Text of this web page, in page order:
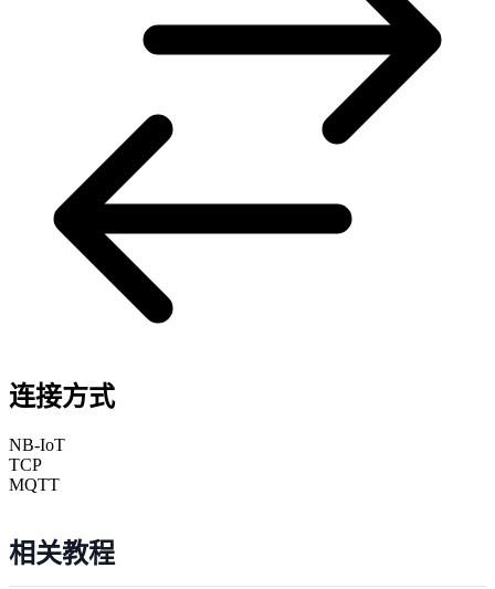
连接方式
NB-IoT
TCP
MQTT
相关教程